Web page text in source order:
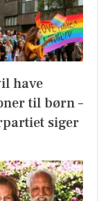
have
til børn –
siger